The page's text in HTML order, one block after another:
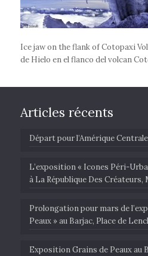
Ice jaw on the flank of Cotopaxi
de Hielo en el flanco del volcan
Articles récents
Départ pour l’Amérique Centrale
L’exposition « Icones Péri-
à La République Des Créateurs,
Prolongation pour mars de
Peaux » au Barjac, Place de
Exposition Grains de Peaux au